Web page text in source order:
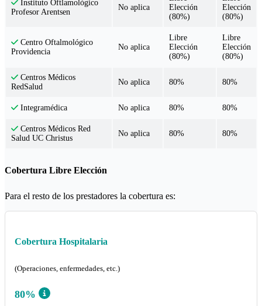
Instituto Oftlamológico
Profesor Arentsen
No aplica
Elección
(80%)
Elección
(80%)
Centro Oftalmológico
Providencia
No aplica
Libre
Elección
(80%)
Libre
Elección
(80%)
Centros Médicos
RedSalud
No aplica 80% 80%
Integramédica No aplica 80% 80%
Centros Médicos Red
Salud UC Christus
No aplica 80% 80%
Cobertura Libre Elección
Para el resto de los prestadores la cobertura es:
Cobertura Hospitalaria
(Operaciones, enfermedades, etc.)
80%